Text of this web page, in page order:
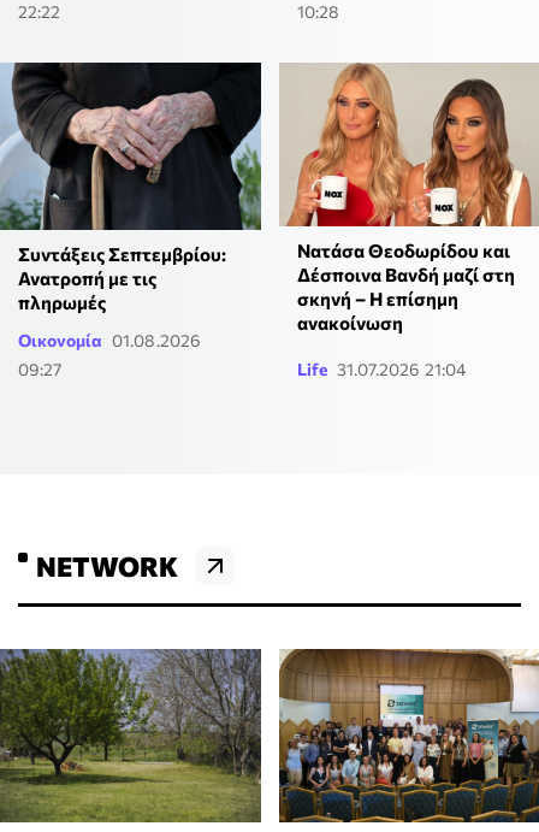
22:22
10:28
Συντάξεις Σεπτεμβρίου:
Ανατροπή με τις
πληρωμές
Οικονομία 01.08.2026
09:27
Νατάσα Θεοδωρίδου και
Δέσποινα Βανδή μαζί στη
σκηνή – Η επίσημη
ανακοίνωση
Life 31.07.2026 21:04
NETWORK